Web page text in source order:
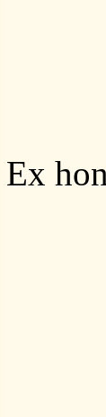
Ex